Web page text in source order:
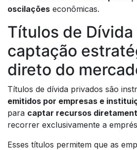
oscilações econômicas.
Títulos de Dívida
captação
direto do
Títulos de dívida privados são
emitidos por empresas e
para captar recursos
recorrer exclusivamente a
Esses títulos permitem que as